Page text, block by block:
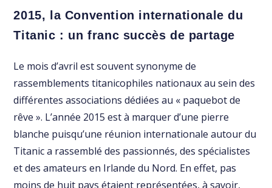
2015, la Convention internationale du
Titanic : un franc succès de partage
Le mois d’avril est souvent synonyme de
rassemblements titanicophiles nationaux au sein des
différentes associations dédiées au « paquebot de
rêve ». L’année 2015 est à marquer d’une pierre
blanche puisqu’une réunion internationale autour du
Titanic a rassemblé des passionnés, des spécialistes
et des amateurs en Irlande du Nord. En effet, pas
moins de huit pays étaient représentées, à savoir,